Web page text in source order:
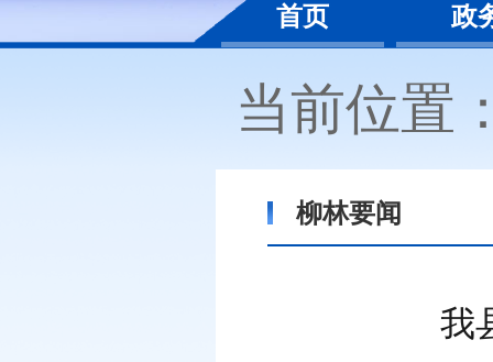
首页 政
当前位置
柳林要闻
我